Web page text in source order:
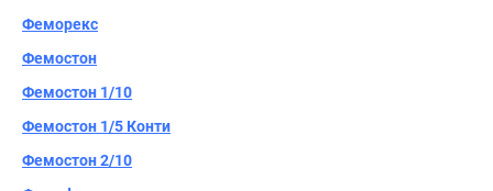
Феморекс
Фемостон
Фемостон 1/10
Фемостон 1/5 Конти
Фемостон 2/10